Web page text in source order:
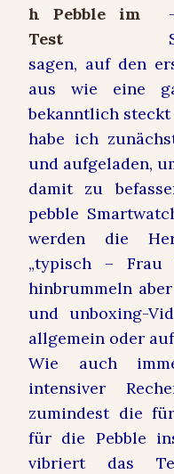
sagen, auf den
aus wie eine
bekanntlich
habe ich
und aufgeladen,
damit zu
pebble
werden die
„typisch – Frau
hinbrummeln
und unboxing-
allgemein oder
Wie auch
intensiver
zumindest die
für die Pebble
vibriert das